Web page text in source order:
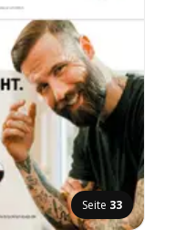
Seite 33